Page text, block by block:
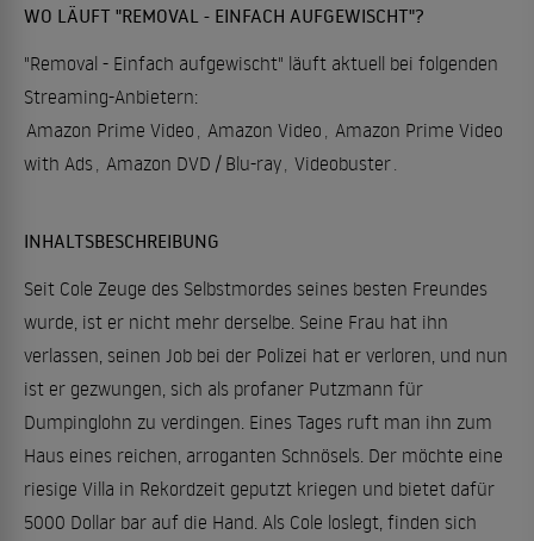
WO LÄUFT "REMOVAL - EINFACH AUFGEWISCHT"?
"Removal - Einfach aufgewischt" läuft aktuell bei folgenden
Streaming-Anbietern:
Amazon Prime Video
Amazon Video
Amazon Prime Video
with Ads Amazon DVD / Blu-ray Videobuster
INHALTSBESCHREIBUNG
Seit Cole Zeuge des Selbstmordes seines besten Freundes
wurde, ist er nicht mehr derselbe. Seine Frau hat ihn
verlassen, seinen Job bei der Polizei hat er verloren, und nun
ist er gezwungen, sich als profaner Putzmann für
Dumpinglohn zu verdingen. Eines Tages ruft man ihn zum
Haus eines reichen, arroganten Schnösels. Der möchte eine
riesige Villa in Rekordzeit geputzt kriegen und bietet dafür
5000 Dollar bar auf die Hand. Als Cole loslegt, finden sich